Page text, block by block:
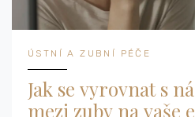
ÚSTNÍ A ZUBNÍ PÉČE
Jak se vyrovnat s
mezi zuby na vaše